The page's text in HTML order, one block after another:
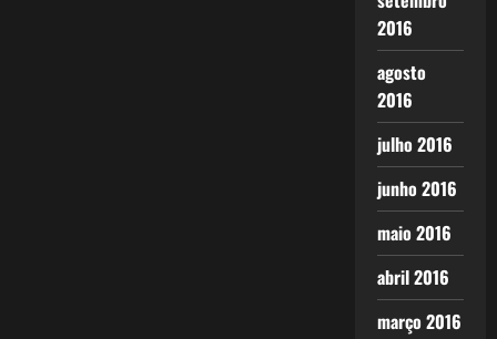
2016
agosto
2016
julho 2016
junho 2016
maio 2016
abril 2016
março 2016